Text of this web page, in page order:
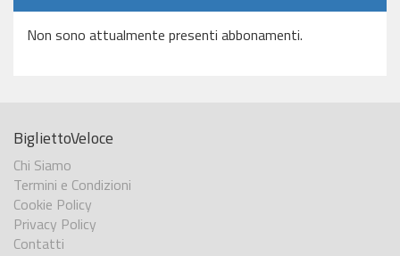
Non sono attualmente presenti abbonamenti.
BigliettoVeloce
Chi Siamo
Termini e Condizioni
Cookie Policy
Privacy Policy
Contatti